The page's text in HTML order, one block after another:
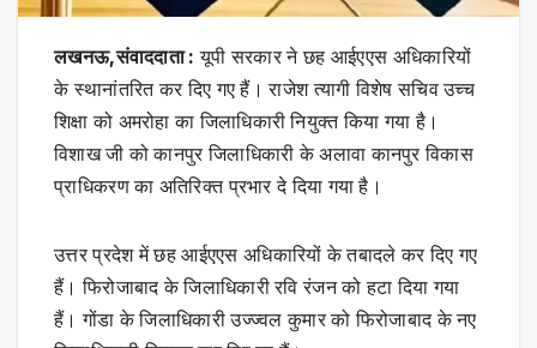
लखनऊ,संवाददाता : यूपी सरकार ने छह आईएएस अधिकारियों
के स्थानांतरित कर दिए गए हैं। राजेश त्यागी विशेष सचिव उच्च
शिक्षा को अमरोहा का जिलाधिकारी नियुक्त किया गया है।
विशाख जी को कानपुर जिलाधिकारी के अलावा कानपुर विकास
प्राधिकरण का अतिरिक्त प्रभार दे दिया गया है।
उत्तर प्रदेश में छह आईएएस अधिकारियों के तबादले कर दिए गए
हैं। फिरोजाबाद के जिलाधिकारी रवि रंजन को हटा दिया गया
हैं। गोंडा के जिलाधिकारी उज्ज्वल कुमार को फिरोजाबाद के नए